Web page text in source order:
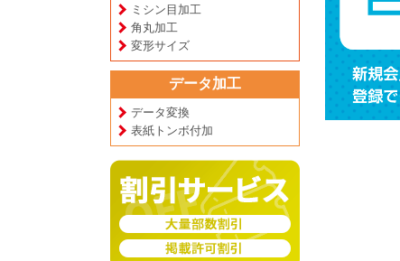
ミシン目加工
角丸加工
変形サイズ
データ加工
データ変換
表紙トンボ付加